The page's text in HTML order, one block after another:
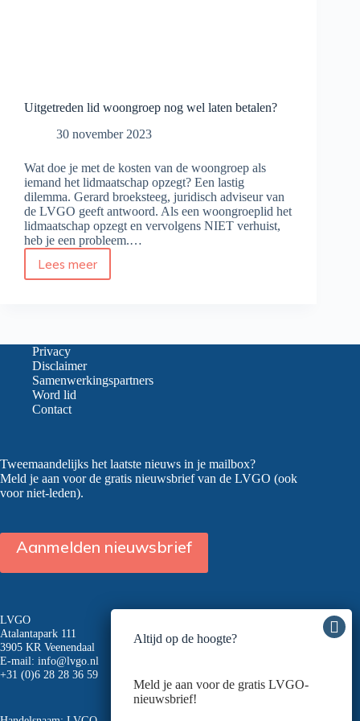
Uitgetreden lid woongroep nog wel laten betalen?
30 november 2023
Wat doe je met de kosten van de woongroep als
iemand het lidmaatschap opzegt? Een lastig
dilemma. Gerard broeksteeg, juridisch adviseur van
de LVGO geeft antwoord. Als een woongroeplid het
lidmaatschap opzegt en vervolgens NIET verhuist,
heb je een probleem.…
Lees meerUitgetreden
laten
betalen?
Privacy
Disclaimer
Samenwerkingspartners
Word lid
Contact
Tweemaandelijks het laatste nieuws in je mailbox?
Meld je aan voor de gratis nieuwsbrief van de LVGO (ook
voor niet-leden).
Aanmelden nieuwsbrief
LVGO
Atalantapark 111
3905 KR Veenendaal
E-mail: info@lvgo.nl
+31 (0)6 28 28 36 59
Altijd op de hoogte?
Meld je aan voor de gratis LVGO-
nieuwsbrief!